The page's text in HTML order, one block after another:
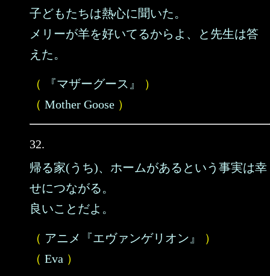
子どもたちは熱心に聞いた。
メリーが羊を好いてるからよ、と先生は答
えた。
（ 『マザーグース』
）
（ Mother Goose ）
32.
帰る家(うち)、ホームがあるという事実は幸
せにつながる。
良いことだよ。
（ アニメ『エヴァンゲリオン』
）
（ Eva ）